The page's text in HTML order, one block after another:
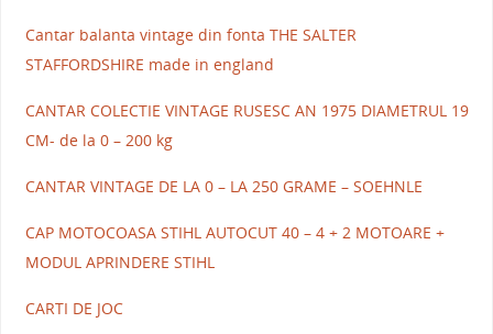
Cantar balanta vintage din fonta THE SALTER
STAFFORDSHIRE made in england
CANTAR COLECTIE VINTAGE RUSESC AN 1975 DIAMETRUL 19
CM- de la 0 – 200 kg
CANTAR VINTAGE DE LA 0 – LA 250 GRAME – SOEHNLE
CAP MOTOCOASA STIHL AUTOCUT 40 – 4 + 2 MOTOARE +
MODUL APRINDERE STIHL
CARTI DE JOC